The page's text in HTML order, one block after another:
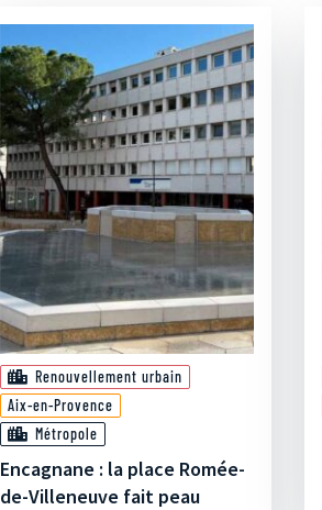
Renouvellement urbain
Aix-en-Provence
Métropole
Encagnane : la place Romée-
de-Villeneuve fait peau